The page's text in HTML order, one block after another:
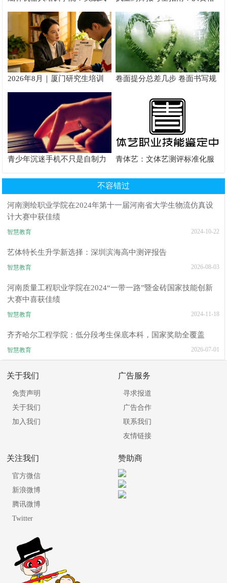
教学如何炼成
核验到备考落地完整手册
2026年8月｜厦门研究生培训
推荐
卷面提分总差几步 卷面书写规
青少年沉迷手机不只是自制力
青体艺：文体艺测评标准化服
不容错过
河南测绘职业学院在2024年第十一届河南省大学生物流仿真设
计大赛中获佳绩
智慧教育 2024-10-22
艺体特长生升学新选择：深圳滨海高中测评报告
智慧教育 2026-08-03
河南质量工程职业学院在2024“一带一路”暨金砖国家技能创新
大赛中喜获佳绩
智慧教育 2024-11-18
齐齐哈尔工程学院：低分段考生保底本科，国家奖助全覆盖
智慧教育 2026-07-01
关于我们
免责声明
关于我们
加入我们
广告服务
寻求报道
广告合作
联系我们
友情链接
关注我们
官方微信
新浪微博
腾讯微博
Twitter
赞助商